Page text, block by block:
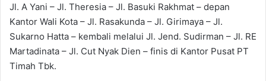
Jl. A Yani – Jl. Theresia – Jl. Basuki Rakhmat – depan
Kantor Wali Kota – Jl. Rasakunda – Jl. Girimaya – Jl.
Sukarno Hatta – kembali melalui Jl. Jend. Sudirman – Jl. RE
Martadinata – Jl. Cut Nyak Dien – finis di Kantor Pusat PT
Timah Tbk.